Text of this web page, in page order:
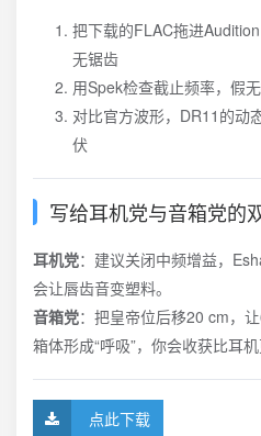
把下载的FLAC拖进
无锯齿
用Spek检查截止频率，假
对比官方波形，DR11的动
伏
写给耳机党与音箱党的
耳机党：建议关闭中频增益，
会让唇齿音变塑料。
音箱党：把皇帝位后移20 cm，
箱体形成“呼吸”，你会收获比耳
点此下载